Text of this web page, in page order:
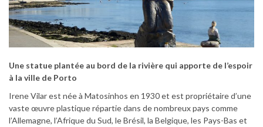
Une statue plantée au bord de la rivière qui apporte de l’espoir
à la ville de Porto
Irene Vilar est née à Matosinhos en 1930 et est propriétaire d’une
vaste œuvre plastique répartie dans de nombreux pays comme
l’Allemagne, l’Afrique du Sud, le Brésil, la Belgique, les Pays-Bas et